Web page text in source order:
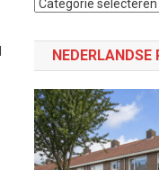
categorie
NEDERLANDSE